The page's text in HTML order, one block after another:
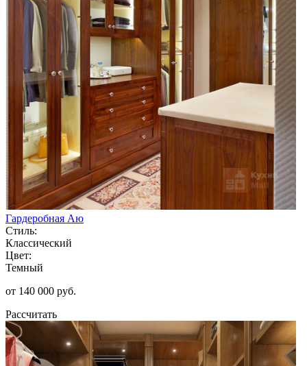
Гардеробная Аю
Стиль:
Классический
Цвет:
Темный
от 140 000 руб.
Рассчитать